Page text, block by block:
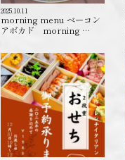
2025.10.11
morning menu ベーコン
アボカド morning …